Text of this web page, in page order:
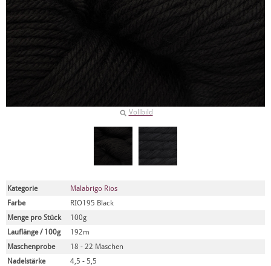
Vollbild
Kategorie
Malabrigo Rios
Farbe
RIO195 Black
Menge pro Stück
100g
Lauflänge / 100g
192m
Maschenprobe
18 - 22 Maschen
Nadelstärke
4,5 - 5,5